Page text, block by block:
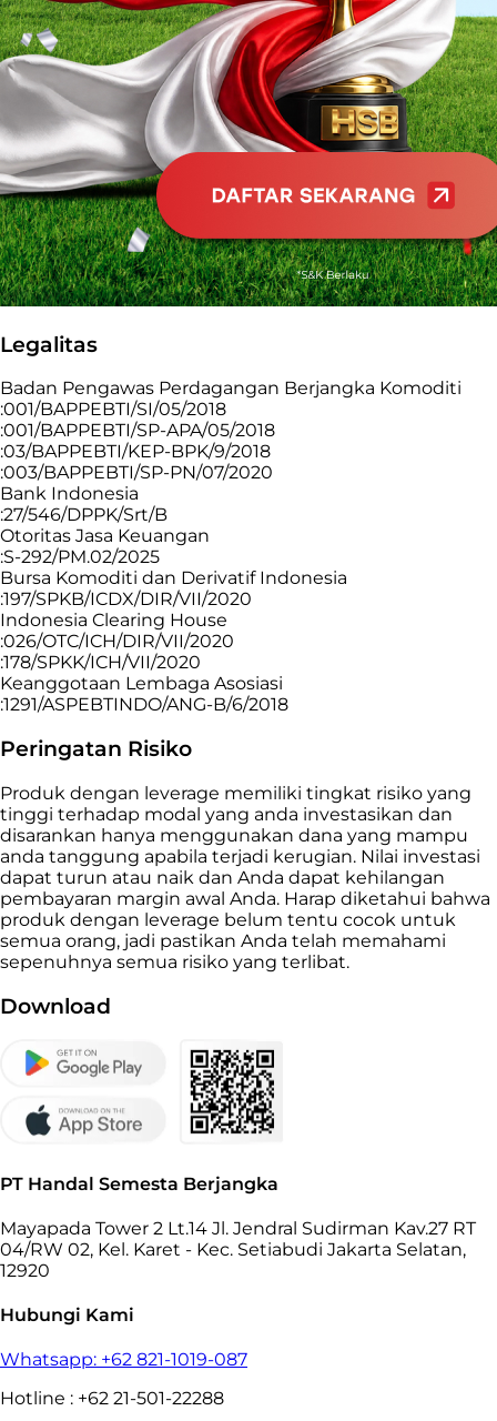
Legalitas
Badan Pengawas Perdagangan Berjangka Komoditi
:001/BAPPEBTI/SI/05/2018
:001/BAPPEBTI/SP-APA/05/2018
:03/BAPPEBTI/KEP-BPK/9/2018
:003/BAPPEBTI/SP-PN/07/2020
Bank Indonesia
:27/546/DPPK/Srt/B
Otoritas Jasa Keuangan
:S-292/PM.02/2025
Bursa Komoditi dan Derivatif Indonesia
:197/SPKB/ICDX/DIR/VII/2020
Indonesia Clearing House
:026/OTC/ICH/DIR/VII/2020
:178/SPKK/ICH/VII/2020
Keanggotaan Lembaga Asosiasi
:1291/ASPEBTINDO/ANG-B/6/2018
Peringatan Risiko
Produk dengan leverage memiliki tingkat risiko yang
tinggi terhadap modal yang anda investasikan dan
disarankan hanya menggunakan dana yang mampu
anda tanggung apabila terjadi kerugian. Nilai investasi
dapat turun atau naik dan Anda dapat kehilangan
pembayaran margin awal Anda. Harap diketahui bahwa
produk dengan leverage belum tentu cocok untuk
semua orang, jadi pastikan Anda telah memahami
sepenuhnya semua risiko yang terlibat.
Download
PT Handal Semesta Berjangka
Mayapada Tower 2 Lt.14 Jl. Jendral Sudirman Kav.27 RT
04/RW 02, Kel. Karet - Kec. Setiabudi Jakarta Selatan,
12920
Hubungi Kami
Whatsapp: +62 821-1019-087
Hotline : +62 21-501-22288